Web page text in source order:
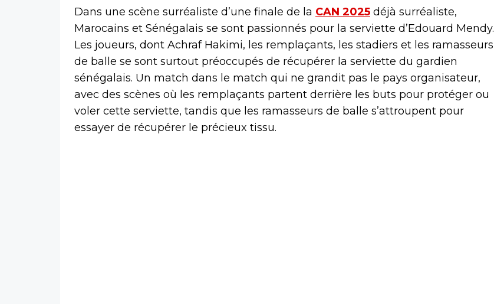
Dans une scène surréaliste d’une finale de la CAN 2025 déjà surréaliste,
Marocains et Sénégalais se sont passionnés pour la serviette d’Edouard Mendy.
Les joueurs, dont Achraf Hakimi, les remplaçants, les stadiers et les ramasseurs
de balle se sont surtout préoccupés de récupérer la serviette du gardien
sénégalais. Un match dans le match qui ne grandit pas le pays organisateur,
avec des scènes où les remplaçants partent derrière les buts pour protéger ou
voler cette serviette, tandis que les ramasseurs de balle s’attroupent pour
essayer de récupérer le précieux tissu.